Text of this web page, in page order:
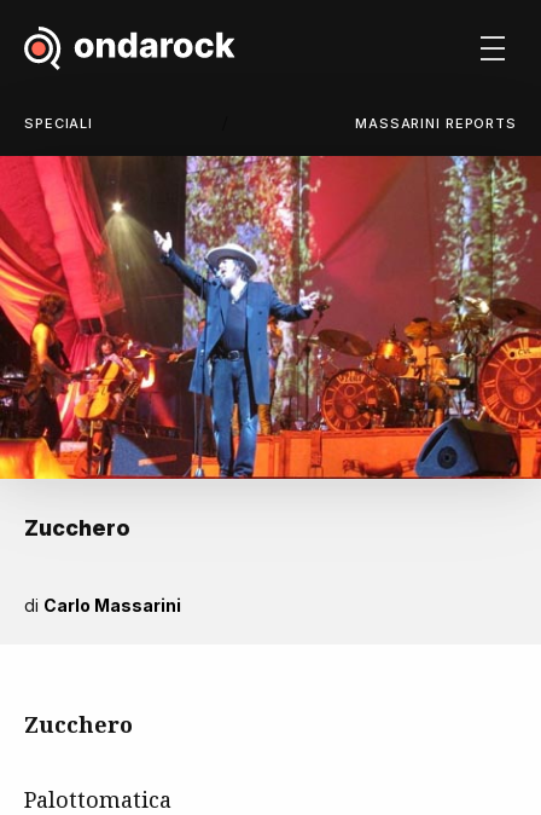
SPECIALI MASSARINI REPORTS
Zucchero
di Carlo Massarini
Zucchero
Palottomatica